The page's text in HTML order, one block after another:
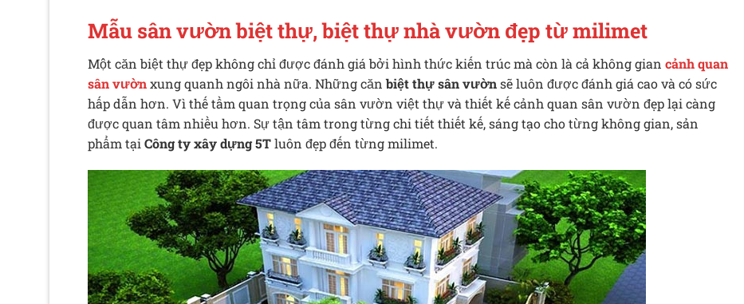
Mẫu sân vườn biệt thự, biệt thự nhà vườn đẹp từ milimet
Một căn biệt thự đẹp không chỉ được đánh giá bởi hình thức kiến trúc mà còn là cả không gian cảnh quan
sân vườnxung quanh ngôi nhà nữa. Những cănbiệt thự sân vườnsẽ luôn được đánh giá cao và có sức
hấp dẫn hơn. Vì thế tầm quan trọng của sân vườn việt thự và thiết kế cảnh quan sân vườn đẹp lại càng
được quan tâm nhiều hơn. Sự tận tâm trong từng chi tiết thiết kế, sáng tạo cho từng không gian, sản
phẩm tạiCông ty xây dựng 5Tluôn đẹp đến từng milimet.